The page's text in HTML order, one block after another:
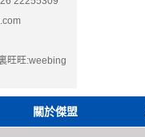
旺旺:weebing
關於傑盟